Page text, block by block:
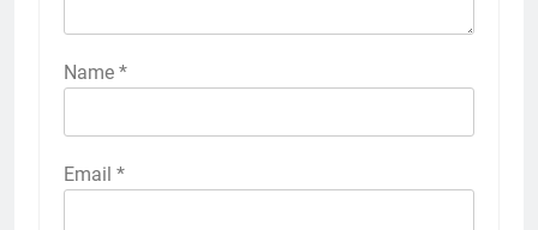
Name *
Email *